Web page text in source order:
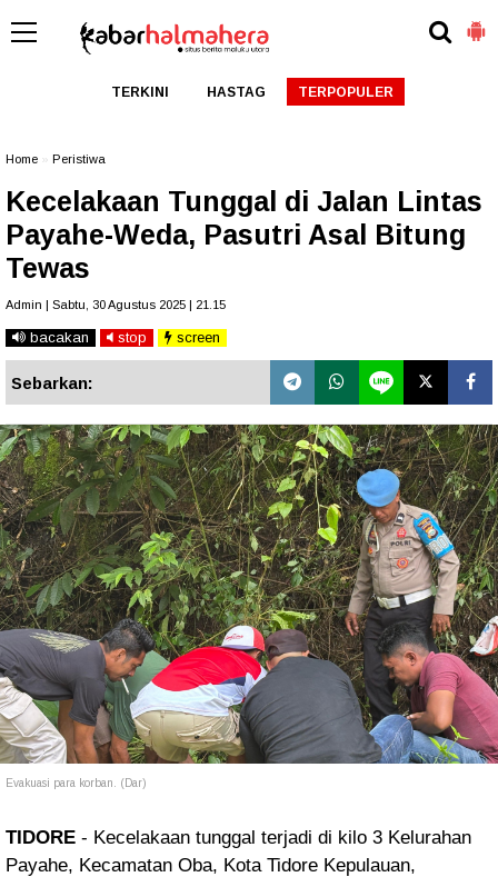
TERKINI HASTAG TERPOPULER
Home Peristiwa
Kecelakaan Tunggal di Jalan Lintas
Payahe-Weda, Pasutri Asal Bitung
Tewas
Admin | Sabtu, 30 Agustus 2025 | 21.15
bacakan stop screen
Sebarkan:
Evakuasi para korban. (Dar)
TIDORE - Kecelakaan tunggal terjadi di kilo 3 Kelurahan
Payahe, Kecamatan Oba, Kota Tidore Kepulauan,